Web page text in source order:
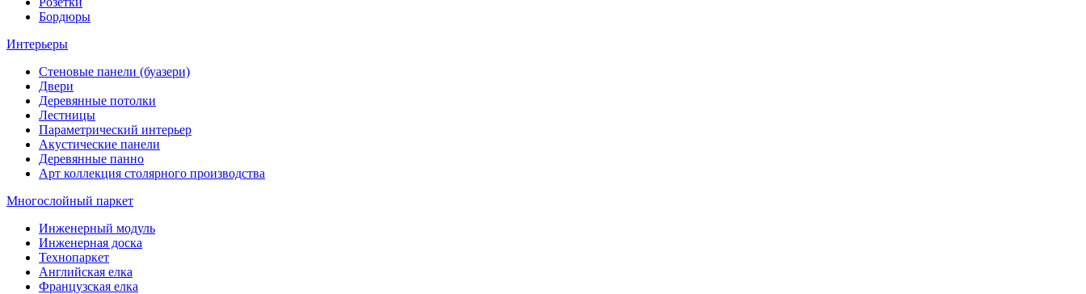
Бордюры
Интерьеры
Стеновые панели (буазери)
Двери
Деревянные потолки
Лестницы
Параметрический интерьер
Акустические панели
Деревянные панно
Арт коллекция столярного производства
Многослойный паркет
Инженерный модуль
Инженерная доска
Технопаркет
Английская елка
Французская елка